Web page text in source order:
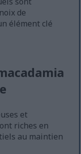
de
élément clé
et
riches en
au maintien